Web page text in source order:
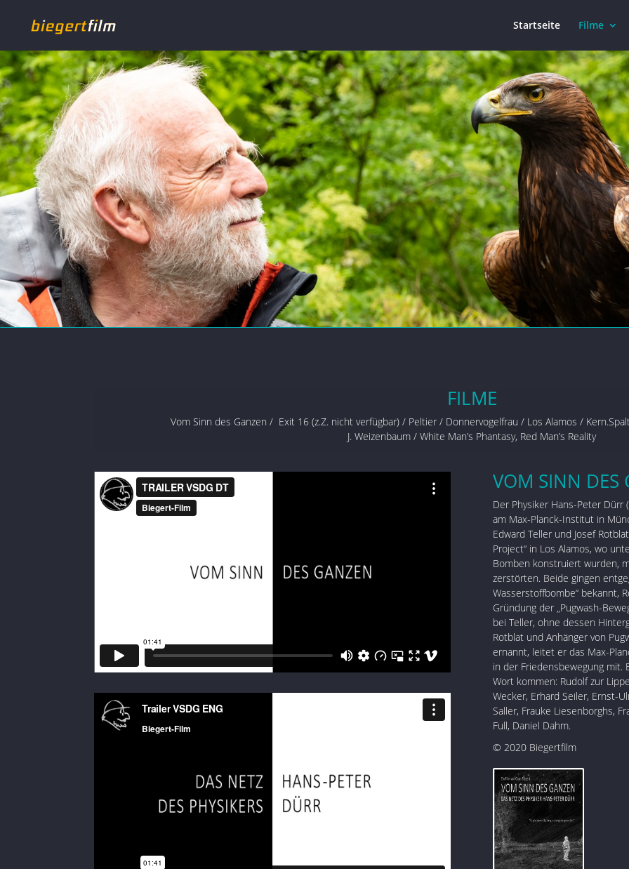
Startseite Filme
FILME
Vom Sinn des Ganzen / Exit 16 (z.Z. nicht verfügbar) /Peltier /Donnervogelfrau /Los Alamos /
J. Weizenbaum / White Man’s Phantasy, Red Man’s Reality
VOM SINN DES
Der Physiker Hans-Peter Dürr
am Max-Planck-Institut in
Edward Teller und Josef
Project“ in Los Alamos, wo
Bomben konstruiert wurden,
zerstörten. Beide gingen
Wasserstoffbombe“ bekannt,
Gründung der „Pugwash-
bei Teller, ohne dessen
Rotblat und Anhänger von
ernannt, leitet er das Max-
in der Friedensbewegung mit.
Wort kommen: Rudolf zur
Wecker, Erhard Seiler, Ernst-
Saller, Frauke Liesenborghs,
Full, Daniel Dahm.
© 2020 Biegertfilm